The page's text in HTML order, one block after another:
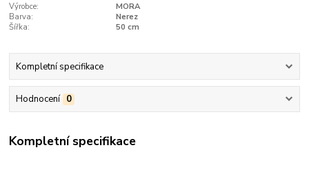
Výrobce:
MORA
Barva:
Nerez
Šířka:
50 cm
Kompletní specifikace
Hodnocení 0
Kompletní specifikace